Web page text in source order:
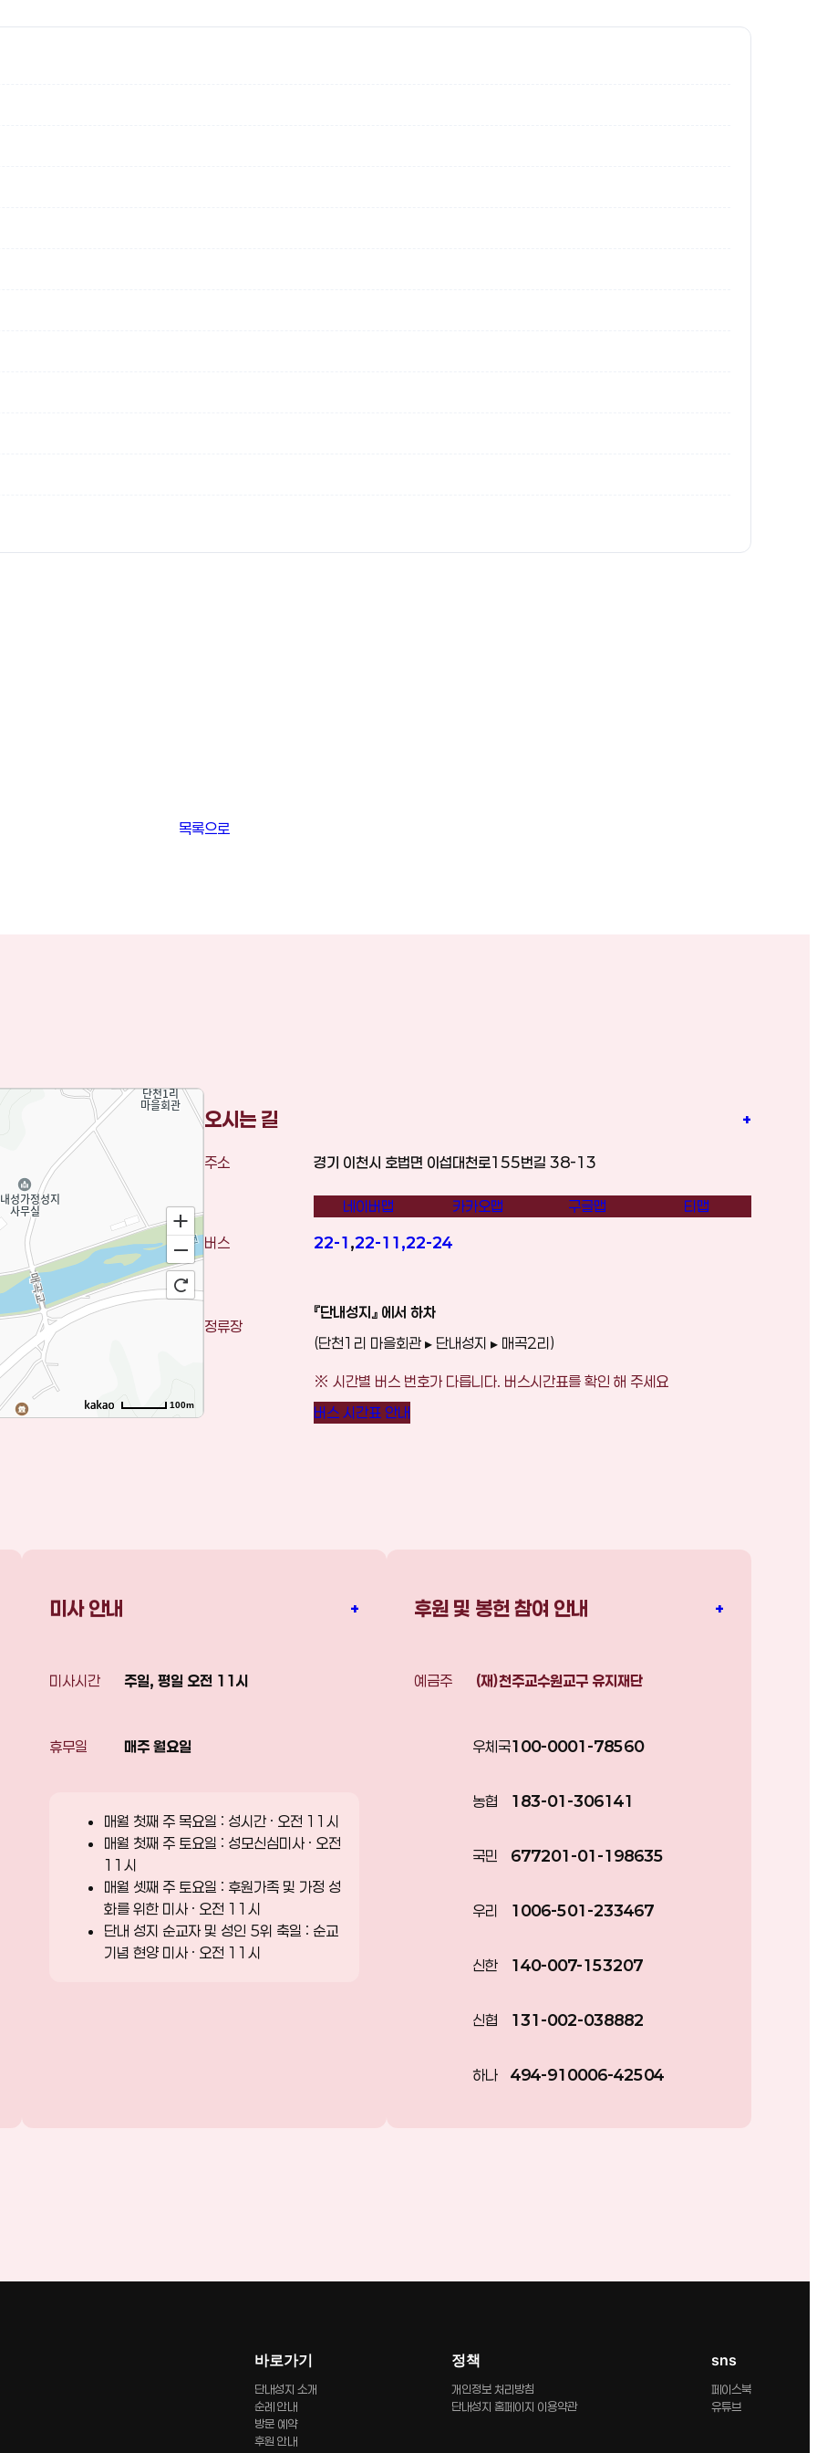
목록으로
100m
오시는 길 +
주소 경기 이천시 호법면 이섭대천로155번길 38-13
네이버맵 카카오맵 구글맵 티맵
버스 22-1 ,22-11 ,22-24
정류장
『단내성지』 에서 하차
(단천1리 마을회관 ▸ 단내성지 ▸ 매곡2리)
※ 시간별 버스 번호가 다릅니다. 버스시간표를 확인 해 주세요
버스 시간표 안내
미사 안내 +
미사시간 주일, 평일 오전 11시
휴무일 매주 월요일
매월 첫째 주 목요일 : 성시간 · 오전 11시
매월 첫째 주 토요일 : 성모신심미사 · 오전
11시
매월 셋째 주 토요일 : 후원가족 및 가정 성
화를 위한 미사 · 오전 11시
단내 성지 순교자 및 성인 5위 축일 : 순교
기념 현양 미사 · 오전 11시
후원 및 봉헌 참여 안내 +
예금주 (재)천주교수원교구 유지재단
우체국100-0001-78560
농협 183-01-306141
국민 677201-01-198635
우리 1006-501-233467
신한 140-007-153207
신협 131-002-038882
하나 494-910006-42504
바로가기
단내성지 소개
순례 안내
방문 예약
후원 안내
정책
개인정보 처리방침
단내성지 홈페이지 이용약관
sns
페이스북
유튜브